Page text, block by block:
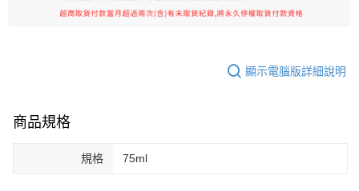
顯示電腦版詳細說明
商品規格
規格 75ml